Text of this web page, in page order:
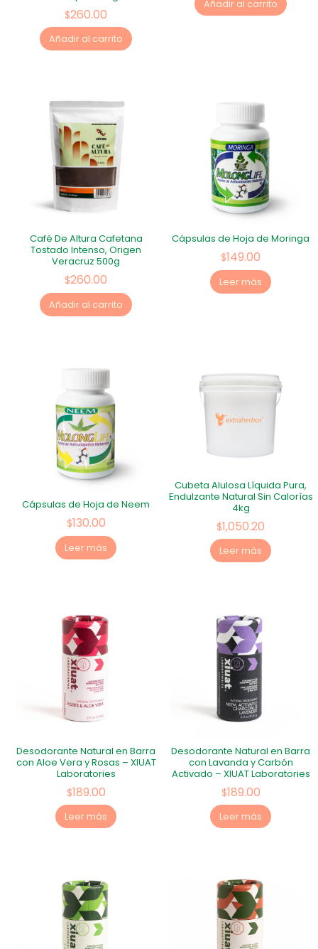
$260.00
Añadir al carrito
Añadir al carrito
Café De Altura Cafetana
Tostado Intenso, Origen
Veracruz 500g
$260.00
Añadir al carrito
Cápsulas de Hoja de Moringa
$149.00
Leer más
Cápsulas de Hoja de Neem
$130.00
Leer más
Cubeta Alulosa Líquida Pura,
Endulzante Natural Sin Calorías
4kg
$1,050.20
Leer más
Desodorante Natural en Barra
con Aloe Vera y Rosas – XIUAT
Laboratories
$189.00
Leer más
Desodorante Natural en Barra
con Lavanda y Carbón
Activado – XIUAT Laboratories
$189.00
Leer más